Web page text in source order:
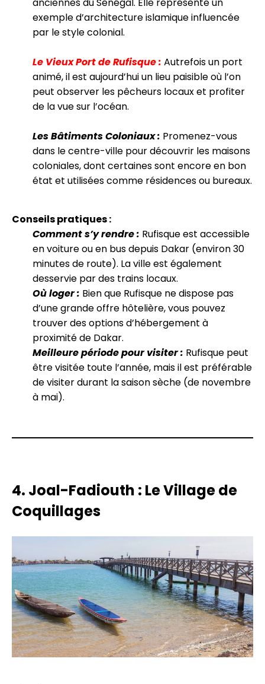
anciennes du Sénégal. Elle représente un
exemple d’architecture islamique influencée
par le style colonial.
Le Vieux Port de Rufisque : Autrefois un port
animé, il est aujourd’hui un lieu paisible où l’on
peut observer les pêcheurs locaux et profiter
de la vue sur l’océan.
Les Bâtiments Coloniaux : Promenez-vous
dans le centre-ville pour découvrir les maisons
coloniales, dont certaines sont encore en bon
état et utilisées comme résidences ou bureaux.
Conseils pratiques :
Comment s’y rendre : Rufisque est accessible
en voiture ou en bus depuis Dakar (environ 30
minutes de route). La ville est également
desservie par des trains locaux.
Où loger : Bien que Rufisque ne dispose pas
d’une grande offre hôtelière, vous pouvez
trouver des options d’hébergement à
proximité de Dakar.
Meilleure période pour visiter : Rufisque peut
être visitée toute l’année, mais il est préférable
de visiter durant la saison sèche (de novembre
à mai).
4. Joal-Fadiouth : Le Village de
Coquillages